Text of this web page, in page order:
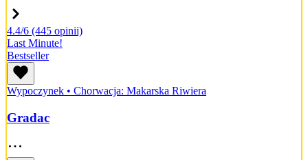
4.4/6 (445 opinii)
Last Minute!
Bestseller
Wypoczynek • Chorwacja: Makarska Riwiera
Gradac